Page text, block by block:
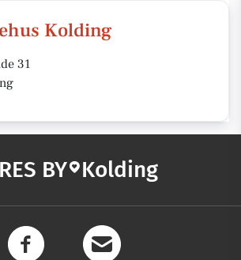
Kolding
31
BY Kolding